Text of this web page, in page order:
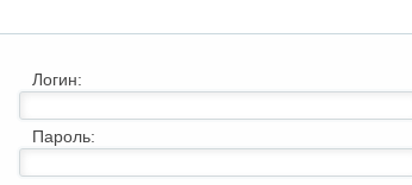
Логин:
Пароль: